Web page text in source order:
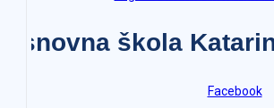
Osnovna škola
Facebook